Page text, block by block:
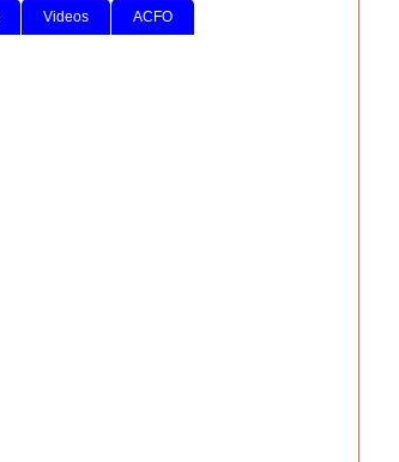
Videos ACFO